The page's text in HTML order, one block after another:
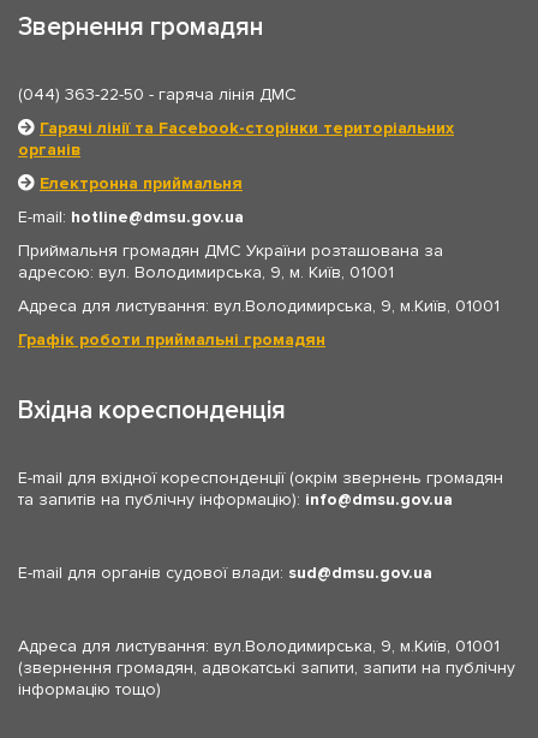
Звернення громадян
(044) 363-22-50 - гаряча лінія ДМС
Гарячі лінії та Facebook-сторінки територіальних
органів
Електронна приймальня
E-mail: hotline
dmsu.gov.ua
Приймальня громадян ДМС України розташована за
адресою: вул. Володимирська, 9, м. Київ, 01001
Адреса для листування: вул.Володимирська, 9, м.Київ, 01001
Графік роботи приймальні громадян
Вхідна кореспонденція
E-mail для вхідної кореспонденції (окрім звернень громадян
та запитів на публічну інформацію): info dmsu.gov.ua
E-mail для органів судової влади: sud dmsu.gov.ua
Адреса для листування: вул.Володимирська, 9, м.Київ, 01001
(звернення громадян, адвокатські запити, запити на публічну
інформацію тощо)